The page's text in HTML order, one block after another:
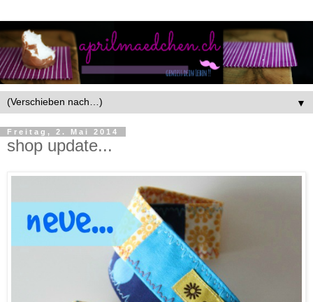
▼
Freitag, 2. Mai 2014
shop update...